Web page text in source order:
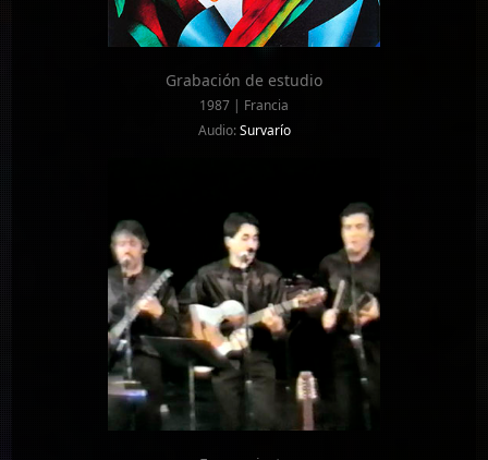
Grabación de estudio
1987 | Francia
Audio:Survarío